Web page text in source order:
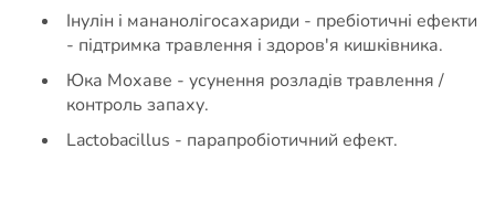
Інулін і мананолігосахариди - пребіотичні ефекти
- підтримка травлення і здоров'я кишківника.
Юка Мохаве - усунення розладів травлення /
контроль запаху.
Lactobacillus - парапробіотичний ефект.